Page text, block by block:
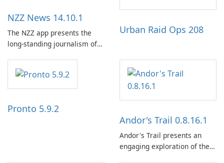
NZZ News 14.10.1
The NZZ app presents the
long-standing journalism of
and a liberal outlook that
embraces diverse opinion.
Urban Raid Ops 208
Pronto 5.9.2
Andor's Trail 0.8.16.1
Andor's Trail presents an
engaging exploration of the